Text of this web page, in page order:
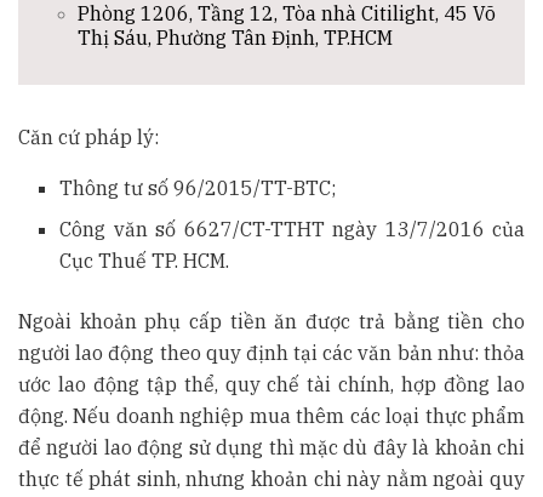
Phòng 1206, Tầng 12, Tòa nhà Citilight, 45 Võ
Thị Sáu, Phường Tân Định, TP.HCM
Căn cứ pháp lý:
Thông tư số 96/2015/TT-BTC;
Công văn số 6627/CT-TTHT ngày 13/7/2016 của
Cục Thuế TP. HCM.
Ngoài khoản phụ cấp tiền ăn được trả bằng tiền cho
người lao động theo quy định tại các văn bản như: thỏa
ước lao động tập thể, quy chế tài chính, hợp đồng lao
động. Nếu doanh nghiệp mua thêm các loại thực phẩm
để người lao động sử dụng thì mặc dù đây là khoản chi
thực tế phát sinh, nhưng khoản chi này nằm ngoài quy